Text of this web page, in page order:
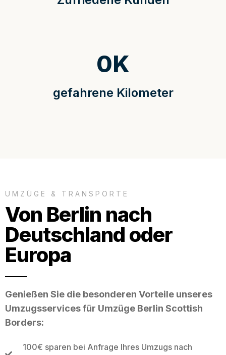
gefahrene Kilometer
0K
UMZÜGE & TRANSPORTE
Von Berlin nach
Deutschland oder
Europa
Genießen Sie die besonderen Vorteile unseres
Umzugsservices für Umzüge Berlin Scottish
Borders:
100€ sparen bei Anfrage Ihres Umzugs nach